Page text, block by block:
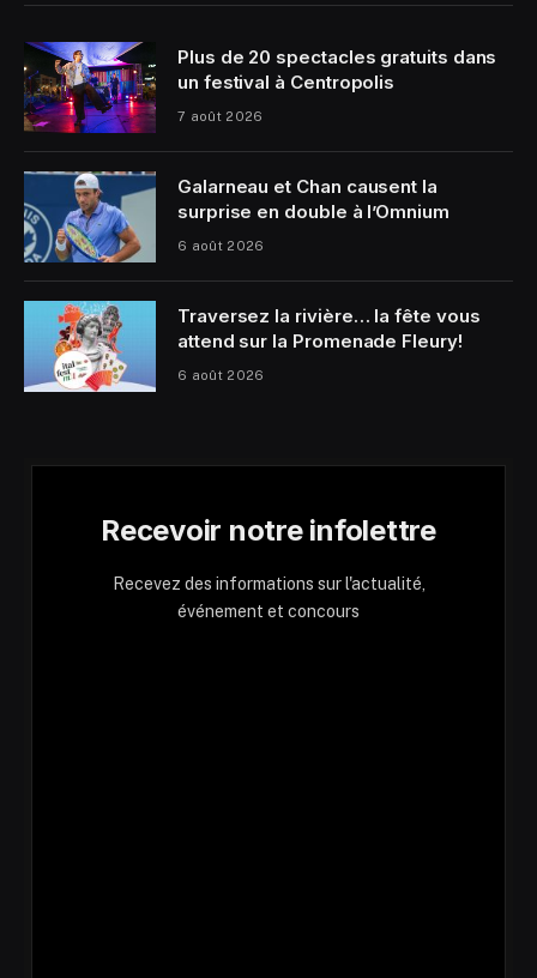
Plus de 20 spectacles gratuits dans
un festival à Centropolis
7 août 2026
Galarneau et Chan causent la
surprise en double à l’Omnium
6 août 2026
Traversez la rivière… la fête vous
attend sur la Promenade Fleury!
6 août 2026
Recevoir notre infolettre
Recevez des informations sur l'actualité,
événement et concours